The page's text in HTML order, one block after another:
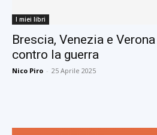
I miei libri
Brescia, Venezia e
contro la guerra
Nico Piro - 25 Aprile 2025